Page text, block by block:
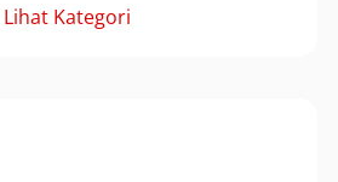
Lihat Kategori